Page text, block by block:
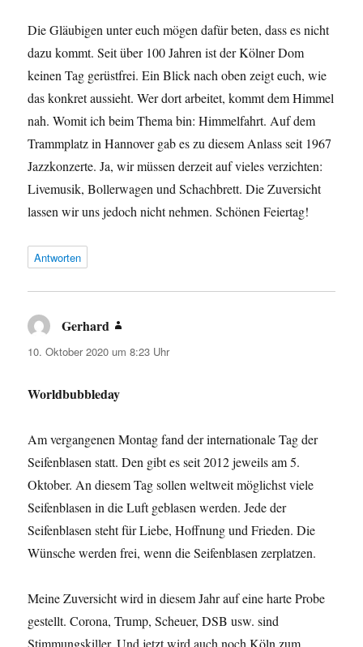
Die Gläubigen unter euch mögen dafür beten, dass es nicht
dazu kommt. Seit über 100 Jahren ist der Kölner Dom
keinen Tag gerüstfrei. Ein Blick nach oben zeigt euch, wie
das konkret aussieht. Wer dort arbeitet, kommt dem Himmel
nah. Womit ich beim Thema bin: Himmelfahrt. Auf dem
Trammplatz in Hannover gab es zu diesem Anlass seit 1967
Jazzkonzerte. Ja, wir müssen derzeit auf vieles verzichten:
Livemusik, Bollerwagen und Schachbrett. Die Zuversicht
lassen wir uns jedoch nicht nehmen. Schönen Feiertag!
Antworten
Gerhard
10. Oktober 2020 um 8:23 Uhr
Worldbubbleday
Am vergangenen Montag fand der internationale Tag der
Seifenblasen statt. Den gibt es seit 2012 jeweils am 5.
Oktober. An diesem Tag sollen weltweit möglichst viele
Seifenblasen in die Luft geblasen werden. Jede der
Seifenblasen steht für Liebe, Hoffnung und Frieden. Die
Wünsche werden frei, wenn die Seifenblasen zerplatzen.
Meine Zuversicht wird in diesem Jahr auf eine harte Probe
gestellt. Corona, Trump, Scheuer, DSB usw. sind
Stimmungskiller. Und jetzt wird auch noch Köln zum